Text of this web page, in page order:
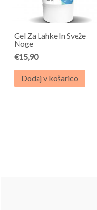
Gel Za Lahke In Sveže
Noge
€15,90
Dodaj v košarico